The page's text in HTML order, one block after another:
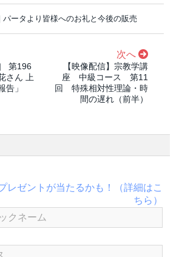
ータより皆様へのお礼と今後の販売
第196
さん 上
告」
次へ
【映像配信】宗教学講
座 中級コース 第11
回 特殊相対性理論・時
間の遅れ（前半）